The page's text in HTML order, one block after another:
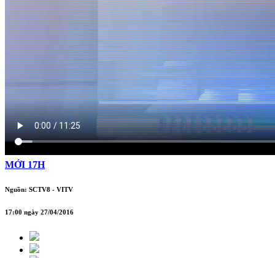
MỚI 17H
Nguồn: SCTV8 - VITV
17:00 ngày 27/04/2016